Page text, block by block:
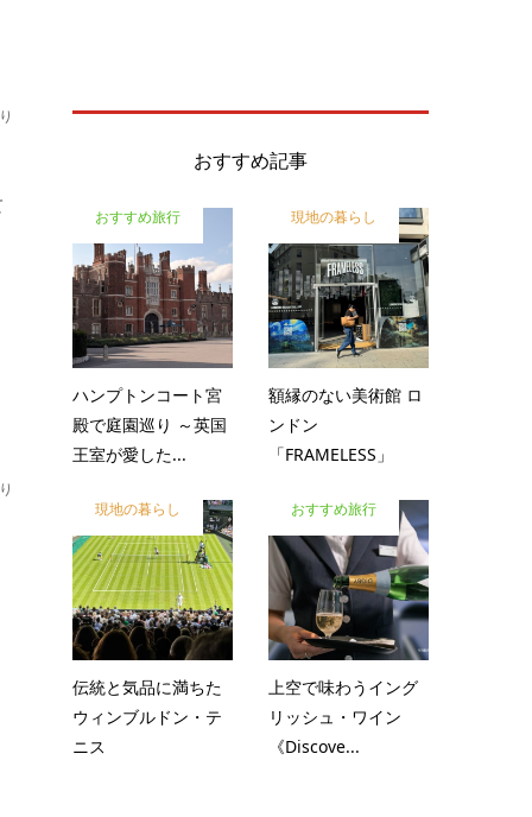
おすすめ記事
おすすめ旅行
ハンプトンコート宮
殿で庭園巡り ～英国
王室が愛した...
現地の暮らし
額縁のない美術館 ロ
ンドン
「FRAMELESS」
現地の暮らし
伝統と気品に満ちた
ウィンブルドン・テ
ニス
おすすめ旅行
上空で味わうイング
リッシュ・ワイン
《Discove...